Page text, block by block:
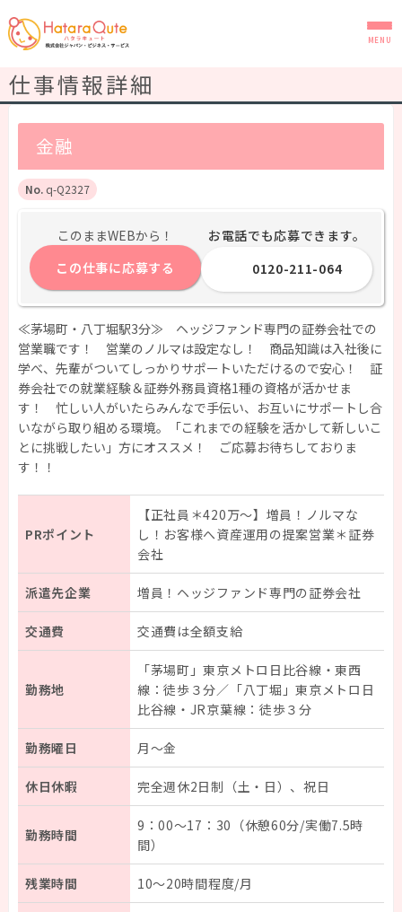
はじめての方へ
研修・福利厚生
HataraQuteについて
スタッフガイド
登録
マイページ
企業担当者様
MENU
仕事情報詳細
金融
q-Q2327
このままWEBから！
この仕事に応募する
お電話でも応募できます。
0120-211-064
≪茅場町・八丁堀駅3分≫ ヘッジファンド専門の証券会社での
営業職です！ 営業のノルマは設定なし！ 商品知識は入社後に
学べ、先輩がついてしっかりサポートいただけるので安心！ 証
券会社での就業経験＆証券外務員資格1種の資格が活かせま
す！ 忙しい人がいたらみんなで手伝い、お互いにサポートし合
いながら取り組める環境。「これまでの経験を活かして新しいこ
とに挑戦したい」方にオススメ！ ご応募お待ちしておりま
す！！
PRポイント
【正社員＊420万～】増員！ノルマな
し！お客様へ資産運用の提案営業＊証券
会社
派遣先企業 増員！ヘッジファンド専門の証券会社
交通費 交通費は全額支給
勤務地
「茅場町」東京メトロ日比谷線・東西
線：徒歩３分／「八丁堀」東京メトロ日
比谷線・JR京葉線：徒歩３分
勤務曜日 月～金
休日休暇 完全週休2日制（土・日）、祝日
勤務時間
9：00～17：30（休憩60分/実働7.5時
間）
残業時間 10～20時間程度/月